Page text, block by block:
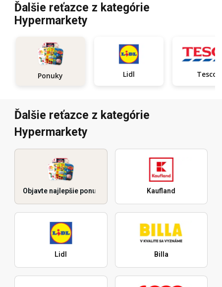
Ďalšie reťazce z kategórie
Hypermarkety
Ponuky Lidl Tesco
Ďalšie reťazce z kategórie
Hypermarkety
Objavte najlepšie ponuky Kaufland
Lidl Billa